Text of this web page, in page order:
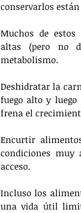
conservarlos
Muchos de estos
altas (pero no
metabolismo.
Deshidratar la
fuego alto y
frena el
Encurtir
condiciones
acceso.
Incluso los
una vida útil